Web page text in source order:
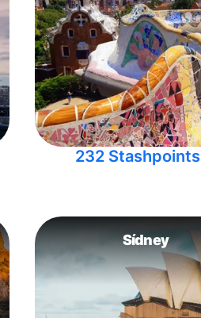
232 Stashpoints
Sídney